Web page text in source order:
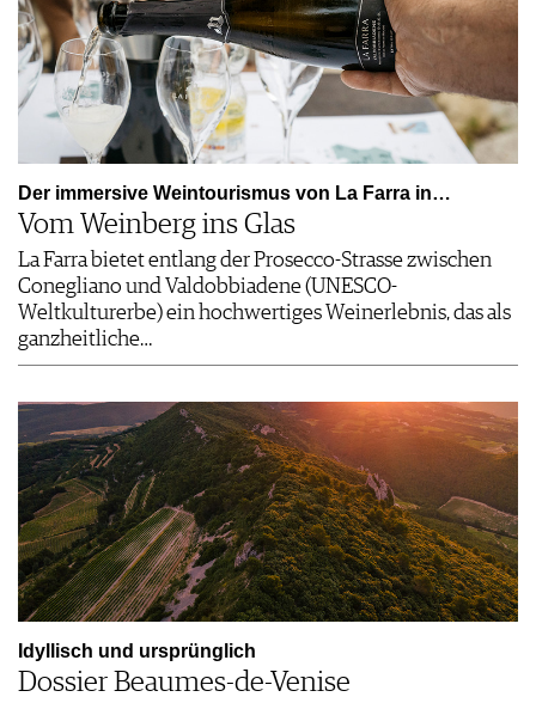
Der immersive Weintourismus von La Farra in…
Vom Weinberg ins Glas
La Farra bietet entlang der Prosecco-Strasse zwischen
Conegliano und Valdobbiadene (UNESCO-
Weltkulturerbe) ein hochwertiges Weinerlebnis, das als
ganzheitliche…
Idyllisch und ursprünglich
Dossier Beaumes-de-Venise